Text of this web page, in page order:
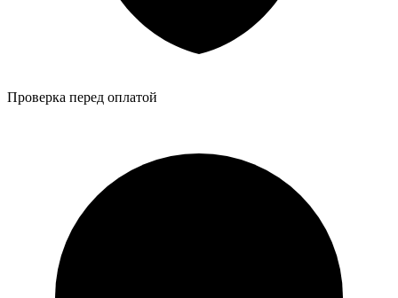
Проверка перед оплатой